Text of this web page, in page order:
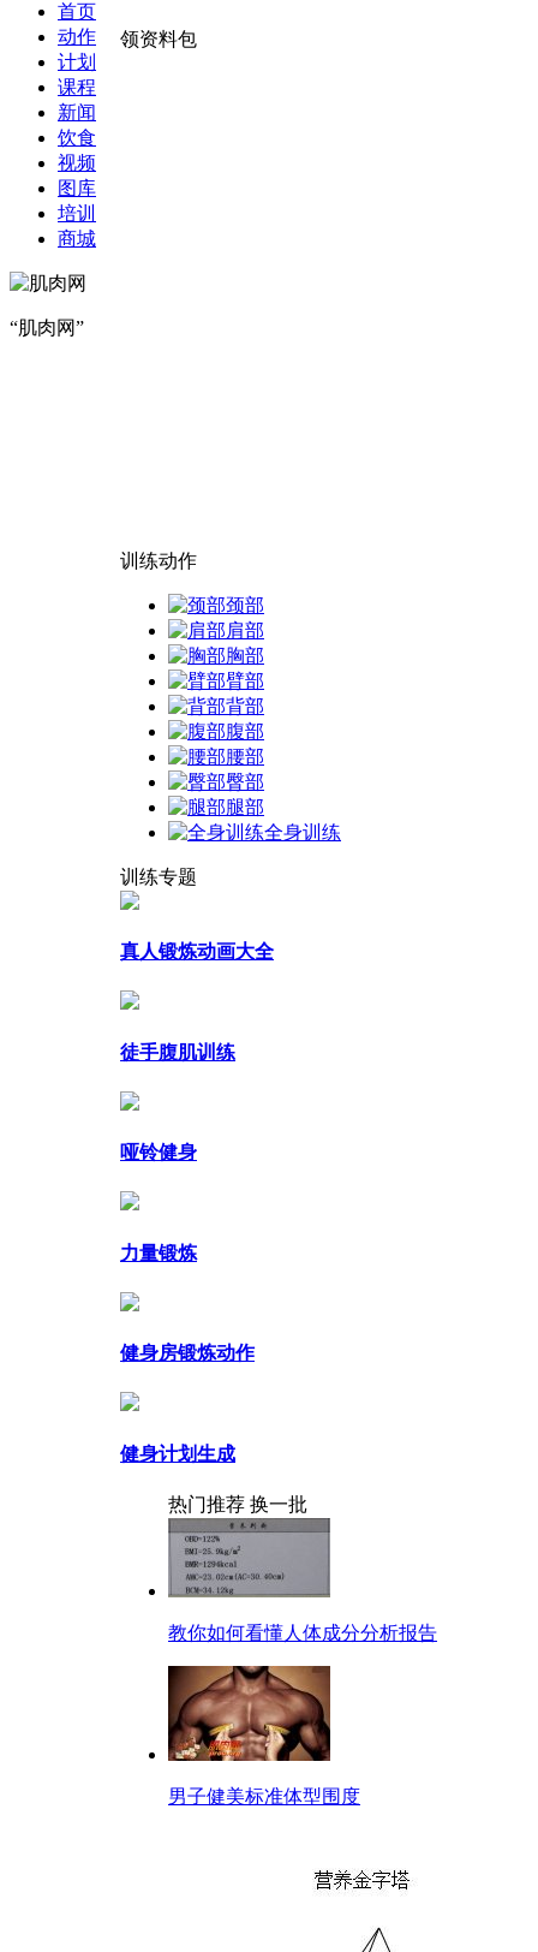
领资料包
训练动作
颈部
肩部
胸部
臂部
背部
腹部
腰部
臀部
腿部
全身训练
训练专题
真人锻炼动画大全
徒手腹肌训练
哑铃健身
力量锻炼
健身房锻炼动作
健身计划生成
热门推荐 换一批
教你如何看懂人体成分分析报告
男子健美标准体型围度
首页
动作
计划
课程
新闻
饮食
视频
图库
培训
商城
“肌肉网”